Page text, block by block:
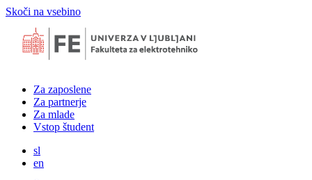
Skoči na vsebino
Za zaposlene
Za partnerje
Za mlade
Vstop študent
sl
en